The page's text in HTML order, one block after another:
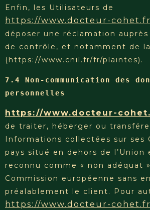
Enfin, les Utilisateurs de
https://www.docteur-
déposer une réclamation
de contrôle, et notamment de
(https://www.cnil.fr/fr/plaintes).
7.4 Non-communication des
personnelles
https://www.docteur-
de traiter, héberger ou
Informations collectées sur ses
pays situé en dehors de l’Union
reconnu comme « non adéquat
Commission européenne sans
préalablement le client. Pour
https://www.docteur-